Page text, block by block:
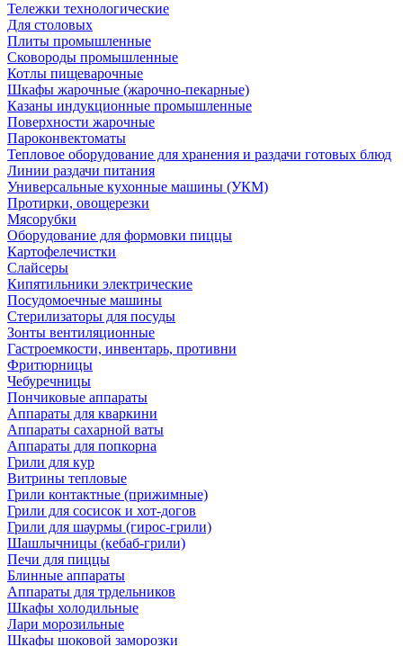
Тележки технологические
Для столовых
Плиты промышленные
Сковороды промышленные
Котлы пищеварочные
Шкафы жарочные (жарочно-пекарные)
Казаны индукционные промышленные
Поверхности жарочные
Пароконвектоматы
Тепловое оборудование для хранения и раздачи готовых блюд
Линии раздачи питания
Универсальные кухонные машины (УКМ)
Протирки, овощерезки
Мясорубки
Оборудование для формовки пиццы
Картофелечистки
Слайсеры
Кипятильники электрические
Посудомоечные машины
Стерилизаторы для посуды
Зонты вентиляционные
Гастроемкости, инвентарь, противни
Фритюрницы
Чебуречницы
Пончиковые аппараты
Аппараты для кваркини
Аппараты сахарной ваты
Аппараты для попкорна
Грили для кур
Витрины тепловые
Грили контактные (прижимные)
Грили для сосисок и хот-догов
Грили для шаурмы (гирос-грили)
Шашлычницы (кебаб-грили)
Печи для пиццы
Блинные аппараты
Аппараты для трдельников
Шкафы холодильные
Лари морозильные
Шкафы шоковой заморозки